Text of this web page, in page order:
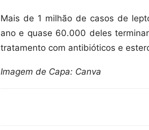
Mais de 1 milhão de casos de
ano e quase 60.000 deles
tratamento com antibióticos e
Imagem de Capa: Canva